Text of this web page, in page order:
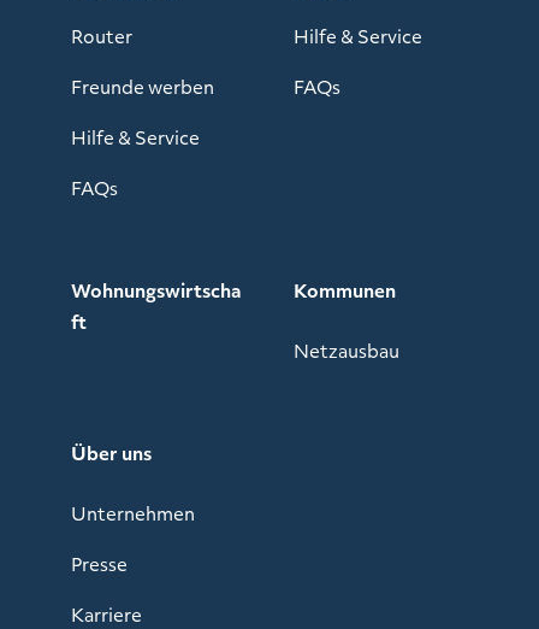
Router
Freunde werben
Hilfe & Service
FAQs
Hilfe & Service
FAQs
Wohnungswirtscha
ft
Kommunen
Netzausbau
Über uns
Unternehmen
Presse
Karriere